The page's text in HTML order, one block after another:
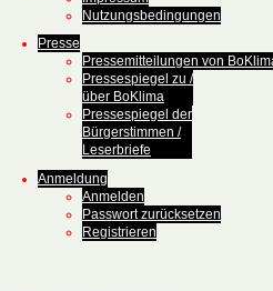
Nutzungsbedingungen
Presse
Pressemitteilungen von
Pressespiegel zu /
über BoKlima
Pressespiegel der
Bürgerstimmen /
Leserbriefe
Anmeldung
Anmelden
Passwort zurücksetzen
Registrieren